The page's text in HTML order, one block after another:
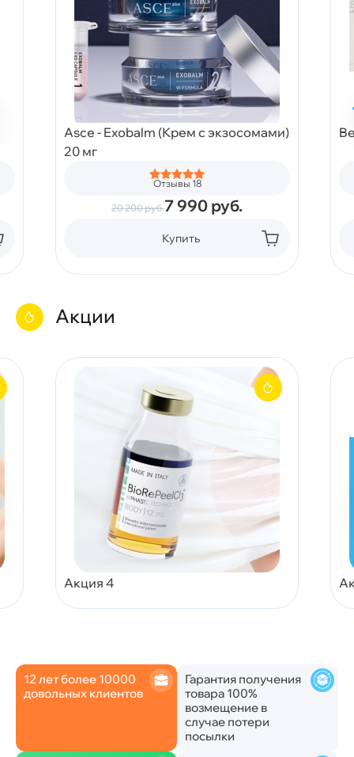
Asce - Exobalm (Крем с экзосомами)
20 мг
Отзывы 18
20 200руб.7 990 руб.
Купить
Акции
Акция 4
12 лет более 10000
довольных клиентов
Гарантия получения
товара 100%
возмещение в
случае потери
посылки